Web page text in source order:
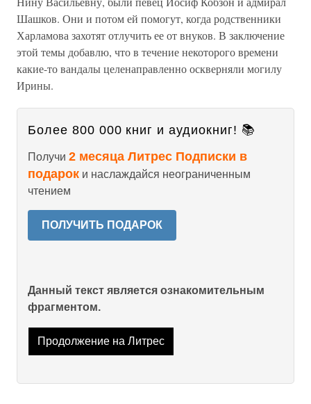
Шашков. Они и потом ей помогут, когда родственники
Харламова захотят отлучить ее от внуков. В заключение
этой темы добавлю, что в течение некоторого времени
какие-то вандалы целенаправленно оскверняли могилу
Ирины.
Более 800 000 книг и аудиокниг! 📚
Получи 2 месяца Литрес Подписки в
подарок и наслаждайся неограниченным
чтением
ПОЛУЧИТЬ ПОДАРОК
Данный текст является ознакомительным
фрагментом.
Продолжение на Литрес